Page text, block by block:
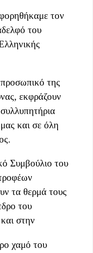
τον
του
της
εκφράζουν
και σε όλη
Συμβούλιο του
τα θερμά τους
του
στην
χαμό του